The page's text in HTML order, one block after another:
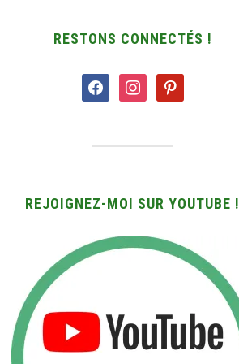
RESTONS CONNECTÉS !
facebookinstagrampinterest
REJOIGNEZ-MOI SUR YOUTUBE !